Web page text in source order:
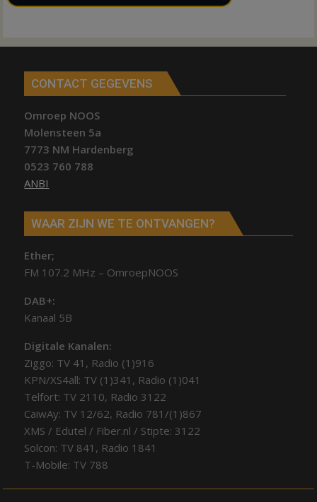
CONTACT GEGEVENS
Omroep NOOS
Molensteen 5a
7773 NM Hardenberg
0523 760 788
ANBI
WAAR ZIJN WE TE ONTVANGEN?
Ether;
FM 107.2 MHz – OmroepNOOS
DAB+:
Kanaal 5B
Digitale Kanalen:
Ziggo: TV 41, Radio (1)916
KPN/XS4all: TV (1)341, Radio (1)041
Telfort: TV 2110, Radio 3122
CaiwAy: TV 12/62, Radio 781/(1)867
XMS / Edutel / Fiber.nl / Stipte: 3122
Solcon: TV 841, Radio 1841
T-Mobile: TV 788